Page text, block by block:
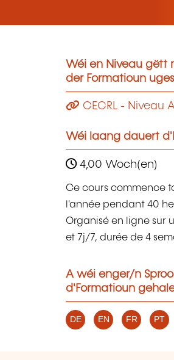
Wéi en Niveau gëtt
der Formatioun
CECRL - Niveau
Wéi laang dauert
4,00 Woch(en)
Ce cours commence
l'année pendant 40
Organisé en ligne sur
et 7j/7, durée de 4
A wéi enger/n
d'Formatioun
DE EN FR PT